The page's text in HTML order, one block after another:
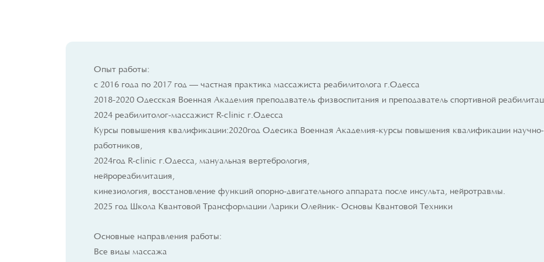
Опыт работы:
с 2016 года по 2017 год — частная практика массажиста реабилитолога г.Одесса
2018-2020 Одесская Военная Академия преподаватель физвоспитания и преподаватель спортивной
2024 реабилитолог-массажист R-clinic г.Одесса
Курсы повышения квалификации:2020год Одесика Военная Академия-курсы повышения квалификации научно-
работников,
2024год R-clinic г.Одесса, мануальная вертебрология,
нейрореабилитация,
кинезиология, восстановление функций опорно-двигательного аппарата после инсульта, нейротравмы.
2025 год Школа Квантовой Трансформации Ларики Олейник- Основы Квантовой Техники
Основные направления работы:
Все виды массажа